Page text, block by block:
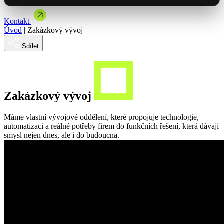
Brandová kampaň spojená s showroomem
Se Spakem jsme uvedli řadu Master na český trh
Mohlo by Vás zajímat
Mýty a mylné představy o automatizaci
Mohlo by Vás zajímat
Články & studie
Jak jsme dodali NFC vizitky pro ORLEN Slovakia
Nabídka spolupráce
Vybrat termín
Kontakt
Úvod | Zakázkový vývoj
Sdílet
Zakázkový vývoj
Máme vlastní vývojové oddělení, které propojuje technologie,
automatizaci a reálné potřeby firem do funkčních řešení, která dávají
smysl nejen dnes, ale i do budoucna.